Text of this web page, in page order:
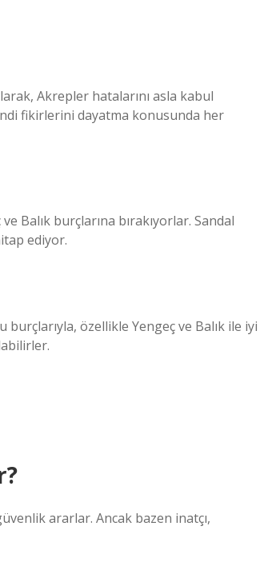
Akrepler hatalarını asla kabul
fikirlerini dayatma konusunda her
Balık burçlarına bırakıyorlar. Sandal
ediyor.
özellikle Yengeç ve Balık ile iyi
ararlar. Ancak bazen inatçı,